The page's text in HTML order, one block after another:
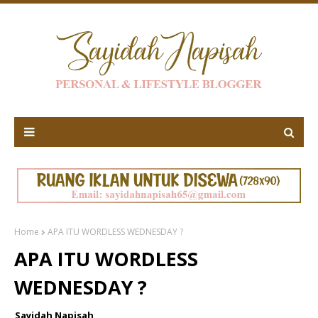
Home APA ITU WORDLESS WEDNESDAY ?
APA ITU WORDLESS
WEDNESDAY ?